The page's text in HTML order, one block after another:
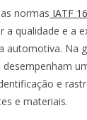
normas IATF
a qualidade e a
automotiva. Na
e
e materiais.